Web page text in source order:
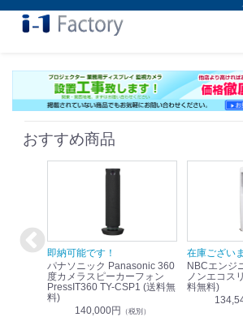
おすすめ商品
即納可能です！
パナソニック Panasonic 360
度カメラスピーカーフォン
PressIT360 TY-CSP1 (送料無
料)
140,000円 （税別）
在庫ござい
NBCエンジ
ノンエコス
料無料)